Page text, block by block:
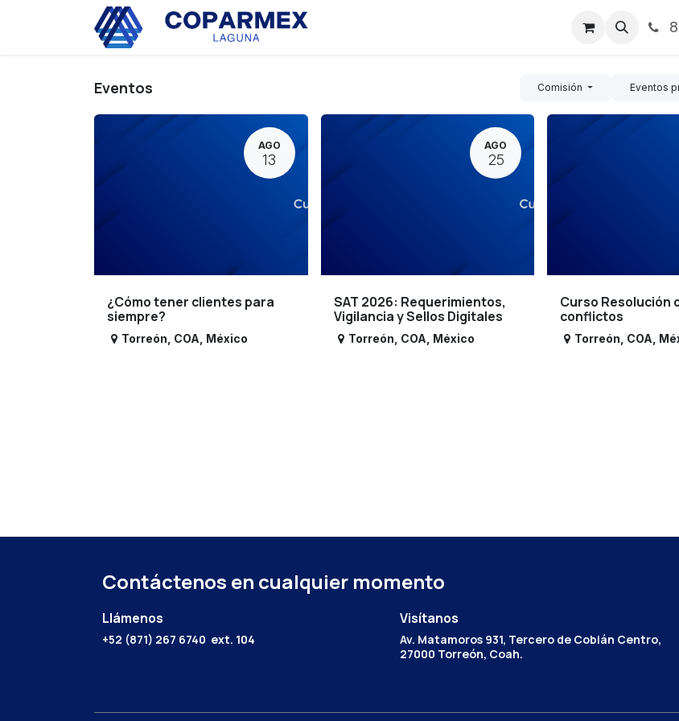
Noticias
Eventos Comisión Eventos
AGO
13
¿Cómo tener clientes para
siempre?
Torreón COA México
AGO
25
SAT 2026: Requerimientos,
Vigilancia y Sellos Digitales
Torreón COA México
Curso Resolución
conflictos
Torreón COA
Contáctenos en cualquier momento
Llámenos
+52 (871) 267 6740 ext. 104
Visítanos
Av. Matamoros 931, Tercero de Cobián Centro,
27000 Torreón, Coah.